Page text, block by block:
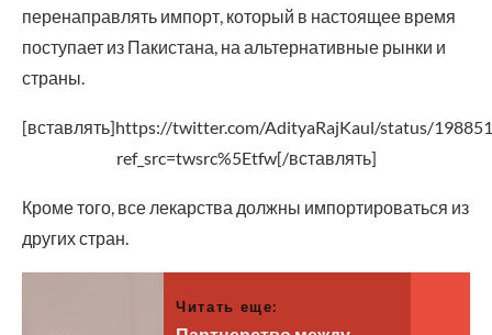
перенаправлять импорт, который в настоящее время
поступает из Пакистана, на альтернативные рынки и
страны.
[вставлять]https://twitter.com/AdityaRajKaul/status/
ref_src=twsrc%5Etfw[/вставлять]
Кроме того, все лекарства должны импортироваться из
других стран.
Читать еще: